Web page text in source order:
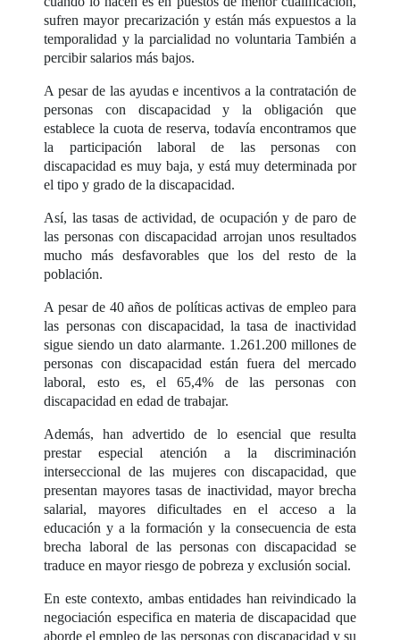
sufren mayor precarización y están más expuestos a la
temporalidad y la parcialidad no voluntaria También a
percibir salarios más bajos.
A pesar de las ayudas e incentivos a la contratación de
personas con discapacidad y la obligación que
establece la cuota de reserva, todavía encontramos que
la participación laboral de las personas con
discapacidad es muy baja, y está muy determinada por
el tipo y grado de la discapacidad.
Así, las tasas de actividad, de ocupación y de paro de
las personas con discapacidad arrojan unos resultados
mucho más desfavorables que los del resto de la
población.
A pesar de 40 años de políticas activas de empleo para
las personas con discapacidad, la tasa de inactividad
sigue siendo un dato alarmante. 1.261.200 millones de
personas con discapacidad están fuera del mercado
laboral, esto es, el 65,4% de las personas con
discapacidad en edad de trabajar.
Además, han advertido de lo esencial que resulta
prestar especial atención a la discriminación
interseccional de las mujeres con discapacidad, que
presentan mayores tasas de inactividad, mayor brecha
salarial, mayores dificultades en el acceso a la
educación y a la formación y la consecuencia de esta
brecha laboral de las personas con discapacidad se
traduce en mayor riesgo de pobreza y exclusión social.
En este contexto, ambas entidades han reivindicado la
negociación especifica en materia de discapacidad que
aborde el empleo de las personas con discapacidad y su